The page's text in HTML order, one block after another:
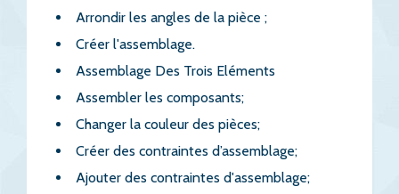
Arrondir les angles de la pièce ;
Créer l'assemblage.
Assemblage Des Trois Eléments
Assembler les composants;
Changer la couleur des pièces;
Créer des contraintes d’assemblage;
Ajouter des contraintes d'assemblage;